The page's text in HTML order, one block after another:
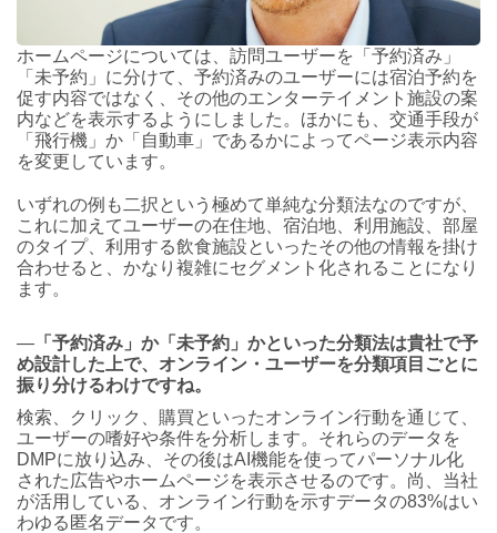
ホームページについては、訪問ユーザーを「予約済み」
「未予約」に分けて、予約済みのユーザーには宿泊予約を
促す内容ではなく、その他のエンターテイメント施設の案
内などを表示するようにしました。ほかにも、交通手段が
「飛行機」か「自動車」であるかによってページ表示内容
を変更しています。
いずれの例も二択という極めて単純な分類法なのですが、
これに加えてユーザーの在住地、宿泊地、利用施設、部屋
のタイプ、利用する飲食施設といったその他の情報を掛け
合わせると、かなり複雑にセグメント化されることになり
ます。
― 「予約済み」か「未予約」かといった分類法は貴社で予
め設計した上で、オンライン・ユーザーを分類項目ごとに
振り分けるわけですね。
検索、クリック、購買といったオンライン行動を通じて、
ユーザーの嗜好や条件を分析します。それらのデータを
DMPに放り込み、その後はAI機能を使ってパーソナル化
された広告やホームページを表示させるのです。尚、当社
が活用している、オンライン行動を示すデータの83%はい
わゆる匿名データです。